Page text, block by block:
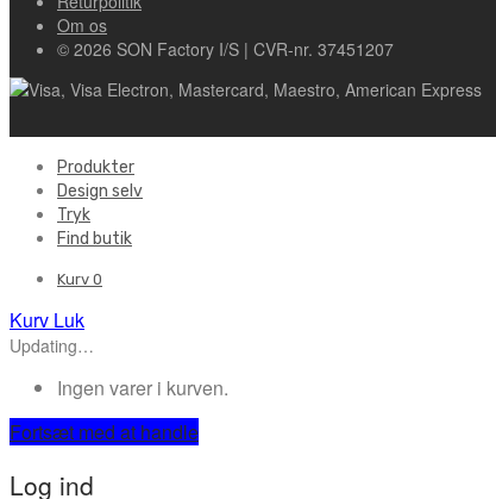
Om os
© 2026 SON Factory I/S | CVR-nr. 37451207
Produkter
Design selv
Tryk
Find butik
Kurv 0
Kurv Luk
Updating…
Ingen varer i kurven.
Fortsæt med at handle
Log ind